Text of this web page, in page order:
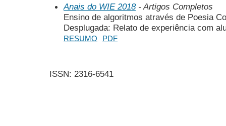
Anais do WIE 2018- Artigos Completos
Ensino de algoritmos através de Poesia
Desplugada: Relato de experiência com
RESUMO PDF
ISSN: 2316-6541